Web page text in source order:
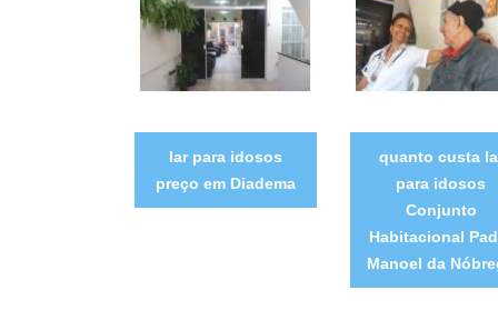
lar para idosos
preço em Diadema
quanto custa
para idosos
Conjunto
Habitacional
Manoel da